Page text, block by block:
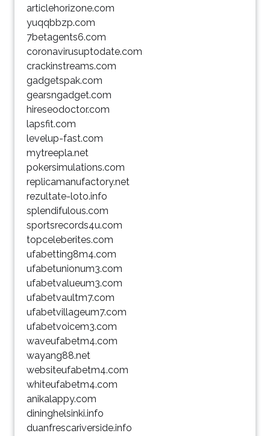
articlehorizone.com
yuqqbbzp.com
7betagents6.com
coronavirusuptodate.com
crackinstreams.com
gadgetspak.com
gearsngadget.com
hireseodoctor.com
lapsfit.com
levelup-fast.com
mytreepla.net
pokersimulations.com
replicamanufactory.net
rezultate-loto.info
splendifulous.com
sportsrecords4u.com
topceleberites.com
ufabetting8m4.com
ufabetunionum3.com
ufabetvalueum3.com
ufabetvaultm7.com
ufabetvillageum7.com
ufabetvoicem3.com
waveufabetm4.com
wayang88.net
websiteufabetm4.com
whiteufabetm4.com
anikalappy.com
dininghelsinki.info
duanfrescariverside.info